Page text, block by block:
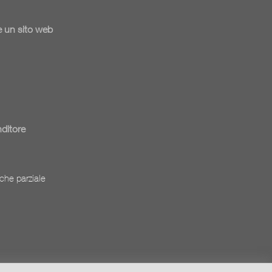
un sito web
parziale